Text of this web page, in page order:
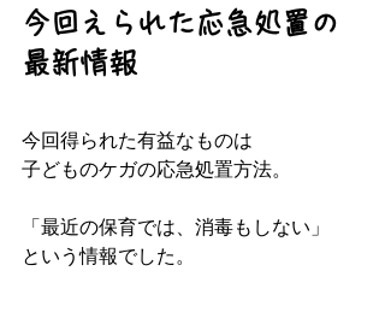
今回えられた応急処置の
最新情報
今回得られた有益なものは
子どものケガの応急処置方法。
「最近の保育では、消毒もしない」
という情報でした。